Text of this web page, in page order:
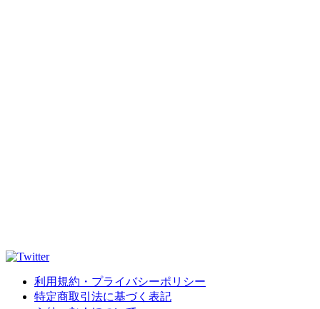
利用規約・プライバシーポリシー
特定商取引法に基づく表記